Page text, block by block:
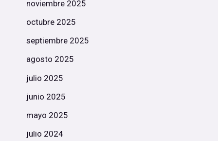
noviembre 2025
octubre 2025
septiembre 2025
agosto 2025
julio 2025
junio 2025
mayo 2025
julio 2024